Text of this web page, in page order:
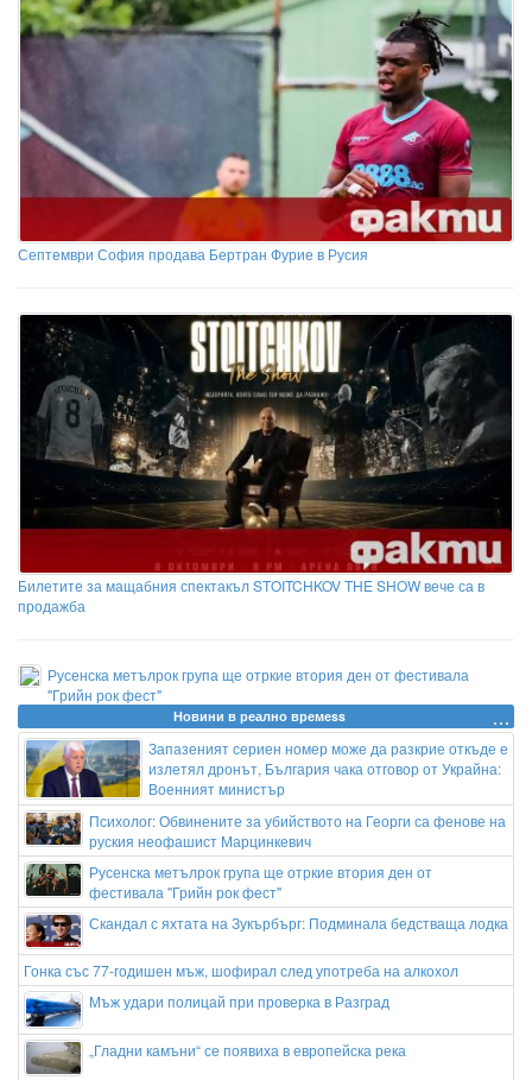
Септември София продава Бертран Фурие в Русия
Билетите за мащабния спектакъл STOITCHKOV THE SHOW вече са в
продажба
Русенска метълрок група ще отркие втория ден от фестивала
"Грийн рок фест"
Новини в реално времеss
Запазеният сериен номер може да разкрие откъде е
излетял дронът, България чака отговор от Украйна:
Военният министър
Психолог: Обвинените за убийството на Георги са фенове на
руския неофашист Марцинкевич
Русенска метълрок група ще отркие втория ден от
фестивала "Грийн рок фест"
Скандал с яхтата на Зукърбърг: Подминала бедстваща лодка
Гонка със 77-годишен мъж, шофирал след употреба на алкохол
Мъж удари полицай при проверка в Разград
„Гладни камъни“ се появиха в европейска река